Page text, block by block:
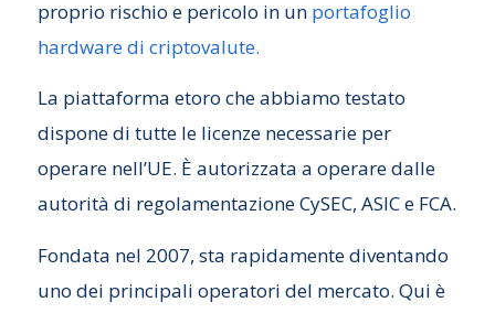
proprio rischio e pericolo in un portafoglio
hardware di criptovalute.
La piattaforma etoro che abbiamo testato
dispone di tutte le licenze necessarie per
operare nell’UE. È autorizzata a operare dalle
autorità di regolamentazione CySEC, ASIC e FCA.
Fondata nel 2007, sta rapidamente diventando
uno dei principali operatori del mercato. Qui è